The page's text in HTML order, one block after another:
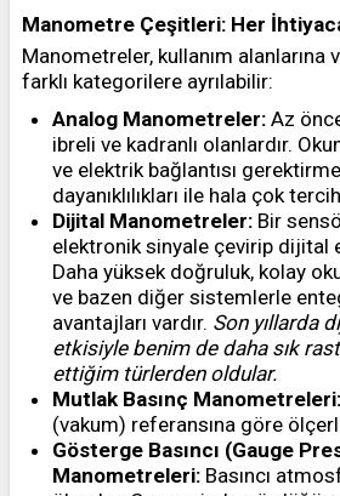
Manometre Çeşitleri: Her
Manometreler, kullanım alanlarına
farklı kategorilere ayrılabilir:
Analog Manometreler: Az
ibreli ve kadranlı olanlardır.
ve elektrik bağlantısı
dayanıklılıkları ile hala çok
Dijital Manometreler: Bir
elektronik sinyale çevirip dijital
Daha yüksek doğruluk, kolay
ve bazen diğer sistemlerle
avantajları vardır. Son yıllarda
etkisiyle benim de daha sık
ettiğim türlerden oldular.
Mutlak Basınç Manometreleri:
(vakum) referansına göre
Gösterge Basıncı (Gauge
Manometreleri: Basıncı